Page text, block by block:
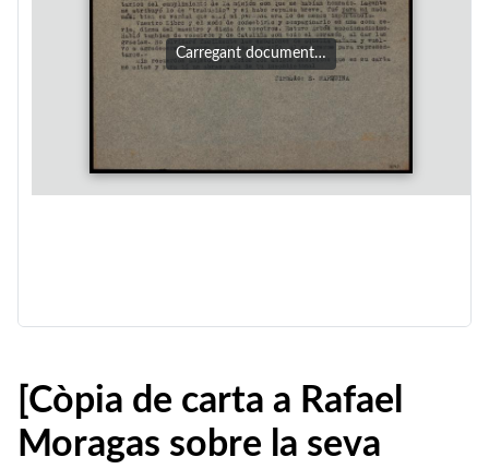
Carregant document…
[Còpia de carta a Rafael
Moragas sobre la seva